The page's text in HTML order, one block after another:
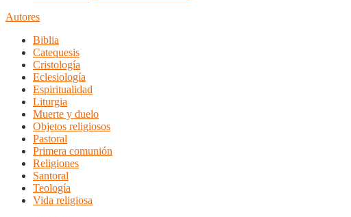
Autores
Biblia
Catequesis
Cristología
Eclesiología
Espiritualidad
Liturgia
Muerte y duelo
Objetos religiosos
Pastoral
Primera comunión
Religiones
Santoral
Teología
Vida religiosa